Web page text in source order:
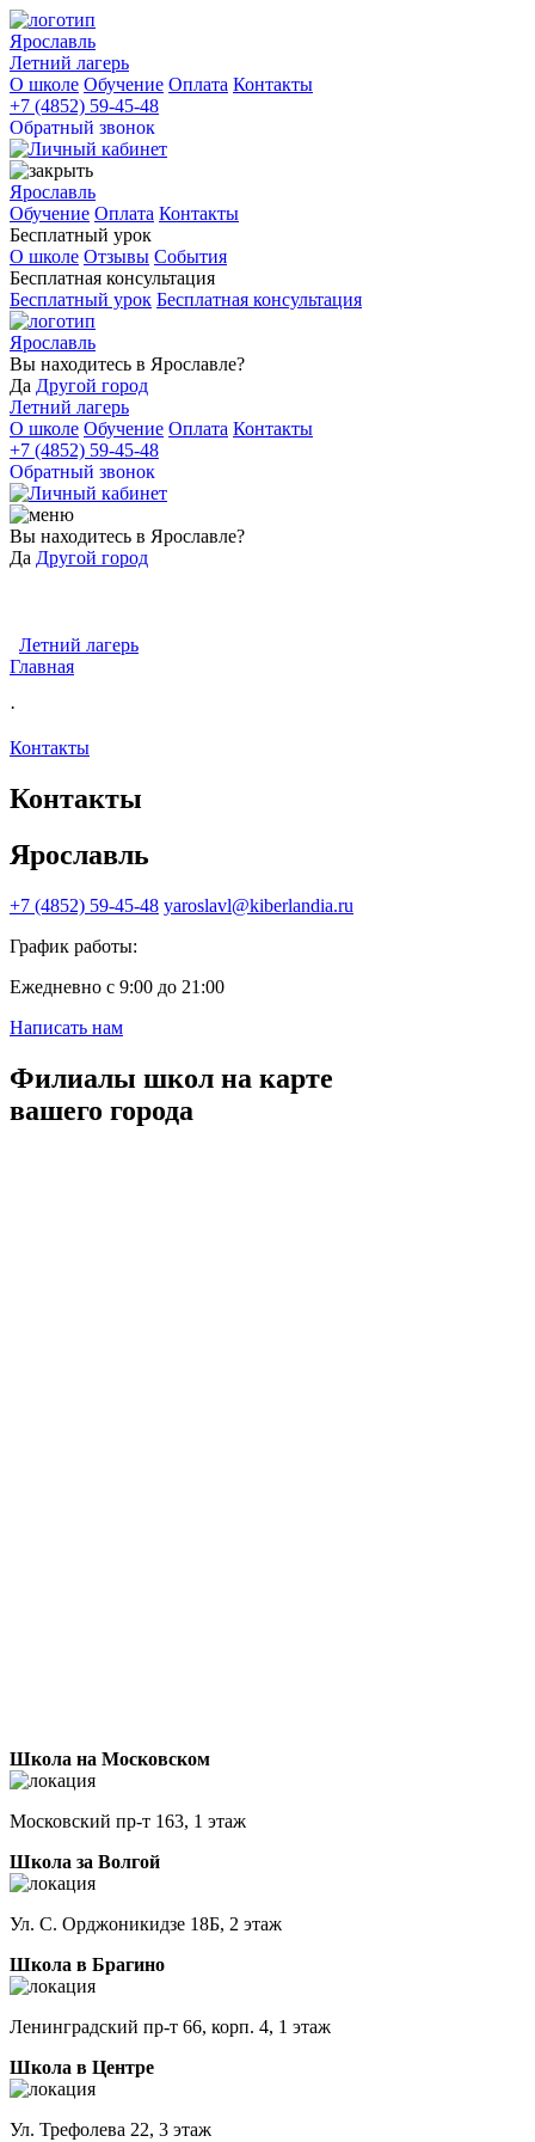
Ярославль
Летний лагерь
О школе Обучение Оплата Контакты
+7 (4852) 59-45-48
Обратный звонок
Ярославль
Обучение Оплата Контакты
Бесплатный урок
О школе Отзывы События
Бесплатная консультация
Бесплатный урок Бесплатная консультация
Ярославль
Вы находитесь в Ярославле?
Да Другой город
Летний лагерь
О школе Обучение Оплата Контакты
+7 (4852) 59-45-48
Обратный звонок
Вы находитесь в Ярославле?
Да Другой город
Летний лагерь
Главная
·
Контакты
Контакты
Ярославль
+7 (4852) 59-45-48 yaroslavl@kiberlandia.ru
График работы:
Ежедневно с 9:00 до 21:00
Написать нам
Филиалы школ на карте
вашего города
Школа на Московском
Московский пр-т 163, 1 этаж
Школа за Волгой
Ул. С. Орджоникидзе 18Б, 2 этаж
Школа в Брагино
Ленинградский пр-т 66, корп. 4, 1 этаж
Школа в Центре
Ул. Трефолева 22, 3 этаж